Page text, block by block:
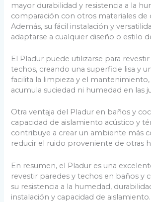
mayor durabilidad y resistencia a la
comparación con otros materiales de
Además, su fácil instalación y
adaptarse a cualquier diseño o estilo
El Pladur puede utilizarse para
techos, creando una superficie lisa y
facilita la limpieza y el mantenimiento,
acumula suciedad ni humedad en las
Otra ventaja del Pladur en baños y
capacidad de aislamiento acústico y
contribuye a crear un ambiente más
reducir el ruido proveniente de otras
En resumen, el Pladur es una
revestir paredes y techos en baños y
su resistencia a la humedad,
instalación y capacidad de aislamiento.